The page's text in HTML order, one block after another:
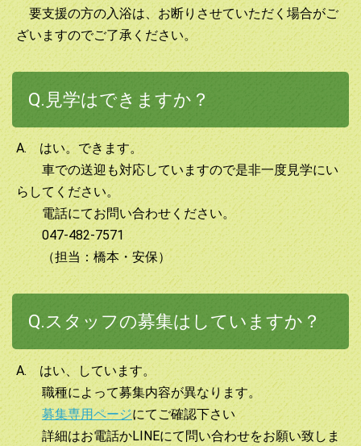
要支援の方の入浴は、お断りさせていただく場合がご
ざいますのでご了承ください。
Q.見学はできますか？
A. はい。できます。
車での送迎も対応していますので是非一度見学にい
らしてください。
電話にてお問い合わせください。
047-482-7571
（担当：橋本・安保）
Q.スタッフの募集はしていますか？
A. はい、しています。
職種によって募集内容が異なります。
募集専用ページにてご確認下さい
詳細はお電話かLINEにて問い合わせをお願い致しま